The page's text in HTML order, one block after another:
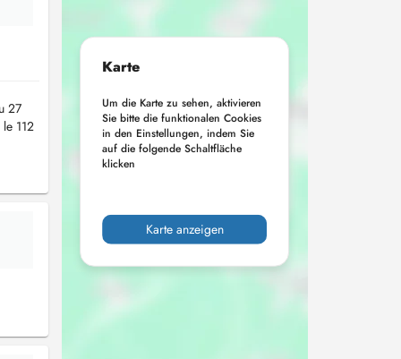
27
112
Karte
Um die Karte zu sehen, aktivieren
Sie bitte die funktionalen Cookies
in den Einstellungen, indem Sie
auf die folgende Schaltfläche
klicken
Karte anzeigen